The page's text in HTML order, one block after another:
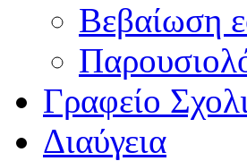
Βεβαίωση
Γραφείο
Διαύγεια